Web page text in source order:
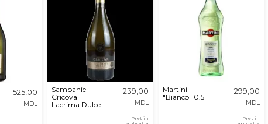
525,00
MDL
Sampanie
Cricova
Lacrima Dulce
239,00
MDL
Pret in
Martini
"Bianco" 0.5l
299,00
MDL
Pret in